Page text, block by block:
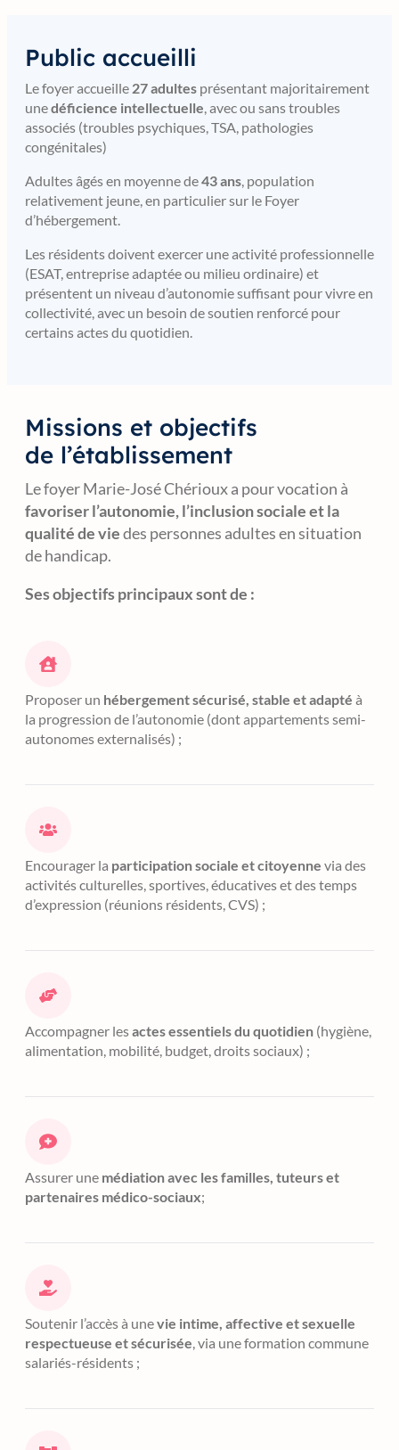
Public accueilli
Le foyer accueille 27 adultes présentant majoritairement
unedéficience intellectuelle, avec ou sans troubles
associés (troubles psychiques, TSA, pathologies
congénitales)
Adultes âgés en moyenne de43 ans, population
relativement jeune, en particulier sur le Foyer
d’hébergement.
Les résidents doivent exercer une activité professionnelle
(ESAT, entreprise adaptée ou milieu ordinaire) et
présentent un niveau d’autonomie suffisant pour vivre en
collectivité, avec un besoin de soutien renforcé pour
certains actes du quotidien.
Missions et objectifs
de l’établissement
Le foyer Marie-José Chérioux a pour vocation à
favoriser l’autonomie, l’inclusion sociale et la
qualité de viedes personnes adultes en situation
de handicap.
Ses objectifs principaux sont de :
Proposer un hébergement sécurisé, stable et adapté à
la progression de l’autonomie (dont appartements semi-
autonomes externalisés) ;
Encourager la participation sociale et citoyenne via des
activités culturelles, sportives, éducatives et des temps
d’expression (réunions résidents, CVS) ;
Accompagner lesactes essentiels du quotidien (hygiène,
alimentation, mobilité, budget, droits sociaux) ;
Assurer une médiation avec les familles, tuteurs et
partenaires médico-sociaux;
Soutenir l’accès à unevie intime, affective et sexuelle
respectueuse et sécurisée, via une formation commune
salariés-résidents ;